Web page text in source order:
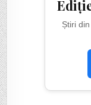
Știri